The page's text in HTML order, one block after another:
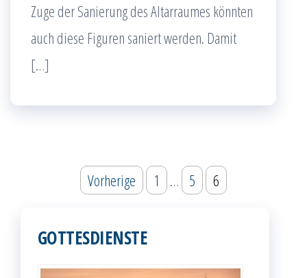
Zuge der Sanierung des Altarraumes könnten
auch diese Figuren saniert werden. Damit
[…]
Seitennummerierung
Vorherige 1 … 5 6
GOTTESDIENSTE